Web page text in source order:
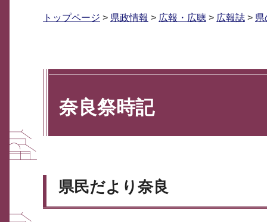
トップページ > 県政情報 > 広報・広聴 > 広報誌 > 県
奈良祭時記
県民だより奈良